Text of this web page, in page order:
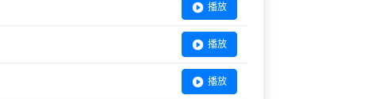
播放
播放
播放